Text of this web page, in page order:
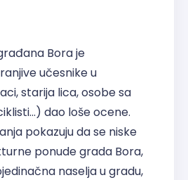
Bora je
učesnike u
starija lica, osobe sa
dao loše ocene.
pokazuju da se niske
ponude grada Bora,
naselja u gradu,